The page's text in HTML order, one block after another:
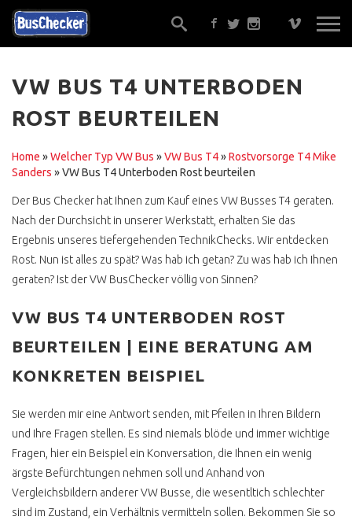
EIN GUTACHTER ?
ALTERNATIVEN
GUT BERATEN ?
SICHER !
ONLINE KOSTENLOS
GELD ÜBERWEISEN ?
ONE KLICK BUY
WERKSTATTEMPFEHLUNG
REFERENZEN
INCENTIVES UND
PROJEKTE
T2 DOKA SHOWCAR
PANGEA
T3 COLA PRITSCHE
VW BUS T4 UNTERBODEN
ROST BEURTEILEN
Home »Welcher Typ VW Bus »VW Bus T4»Rostvorsorge T4 Mike
Sanders »VW Bus T4 Unterboden Rost beurteilen
Der Bus Checker hat Ihnen zum Kauf eines VW Busses T4 geraten.
Nach der Durchsicht in unserer Werkstatt, erhalten Sie das
Ergebnis unseres tiefergehenden TechnikChecks. Wir entdecken
Rost. Nun ist alles zu spät? Was hab ich getan? Zu was hab ich Ihnen
geraten? Ist der VW BusChecker völlig von Sinnen?
VW BUS T4 UNTERBODEN ROST
BEURTEILEN | EINE BERATUNG AM
KONKRETEN BEISPIEL
Sie werden mir eine Antwort senden, mit Pfeilen in Ihren Bildern
und Ihre Fragen stellen. Es sind niemals blöde und immer wichtige
Fragen, hier ein Beispiel ein Konversation, die Ihnen ein wenig
ärgste Befürchtungen nehmen soll und Anhand von
Vergleichsbildern anderer VW Busse, die wesentltich schlechter
sind im Zustand, ein Verhältnis vermitteln sollen. Bekommen Sie so